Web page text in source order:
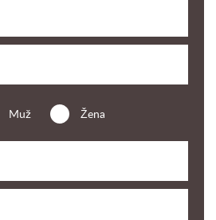
Muž Žena